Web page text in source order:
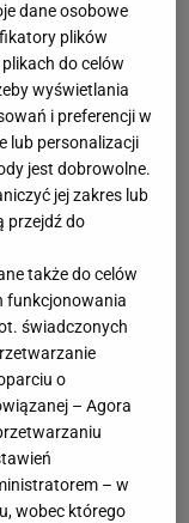
dane osobowe
plików
do celów
wyświetlania
i preferencji w
lub personalizacji
jest dobrowolne.
jej zakres lub
przejdź do
także do celów
funkcjonowania
świadczonych
o
– Agora
– w
wobec którego